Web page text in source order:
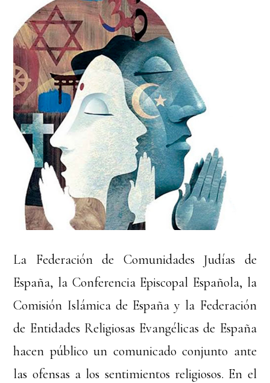
La Federación de Comunidades Judías de
España, la Conferencia Episcopal Española, la
Comisión Islámica de España y la Federación
de Entidades Religiosas Evangélicas de España
hacen público un comunicado conjunto ante
las ofensas a los sentimientos religiosos. En el